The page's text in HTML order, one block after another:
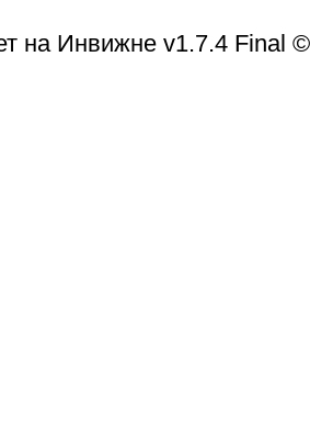
на Инвижне v1.7.4 Final